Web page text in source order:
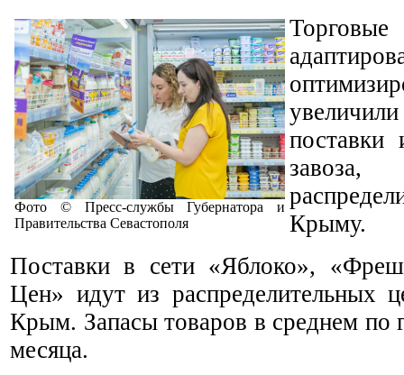
Фото © Пресс-службы Губернатора и
Правительства Севастополя
поставки
Крыму.
Поставки в сети «Яблоко»,
Цен» идут из распределительных
Крым. Запасы товаров в среднем по
месяца.